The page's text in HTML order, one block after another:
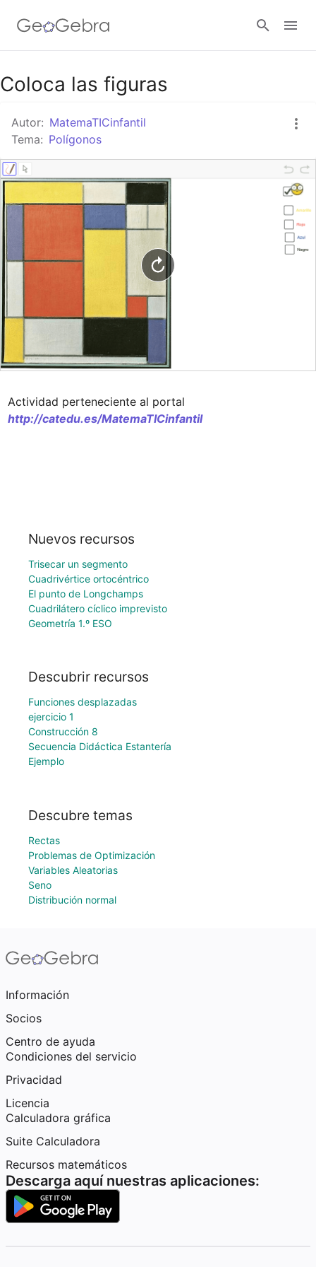
Google Classroom
GeoGebra Classroom
Abrir sesión
Coloca las figuras
Autor: MatemaTICinfantil
Tema: Polígonos
http://catedu.es/MatemaTICinfantil
Nuevos recursos
Trisecar un segmento
Cuadrivértice ortocéntrico
El punto de Longchamps
Cuadrilátero cíclico imprevisto
Geometría 1.º ESO
Descubrir recursos
Funciones desplazadas
ejercicio 1
Construcción 8
Secuencia Didáctica Estantería
Ejemplo
Descubre temas
Rectas
Problemas de Optimización
Variables Aleatorias
Seno
Distribución normal
Información
Socios
Centro de ayuda
Condiciones del servicio
Privacidad
Licencia
Calculadora gráfica
Suite Calculadora
Recursos matemáticos
Descarga aquí nuestras aplicaciones: